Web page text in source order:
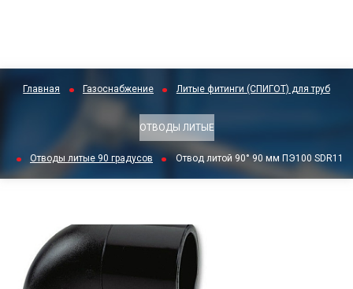
Главная Газоснабжение Литые фитинги (СПИГОТ) для труб
ОТВОДЫ ЛИТЫЕ
Отводы литые 90 градусов Отвод литой 90° 90 мм ПЭ100 SDR11